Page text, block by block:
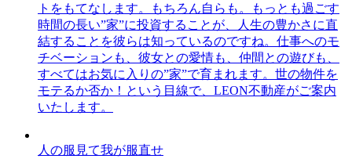
トをもてなします。もちろん自らも。もっとも過ごす
時間の長い”家”に投資することが、人生の豊かさに直
結することを彼らは知っているのですね。仕事へのモ
チベーションも、彼女との愛情も、仲間との遊びも、
すべてはお気に入りの”家”で育まれます。世の物件を
モテるか否か！という目線で、LEON不動産がご案内
いたします。
人の服見て我が服直せ